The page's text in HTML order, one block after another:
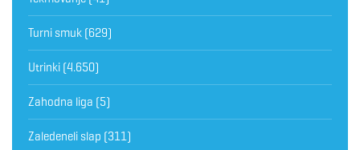
Turni smuk (629)
Utrinki (4.650)
Zahodna liga (5)
Zaledeneli slap (311)